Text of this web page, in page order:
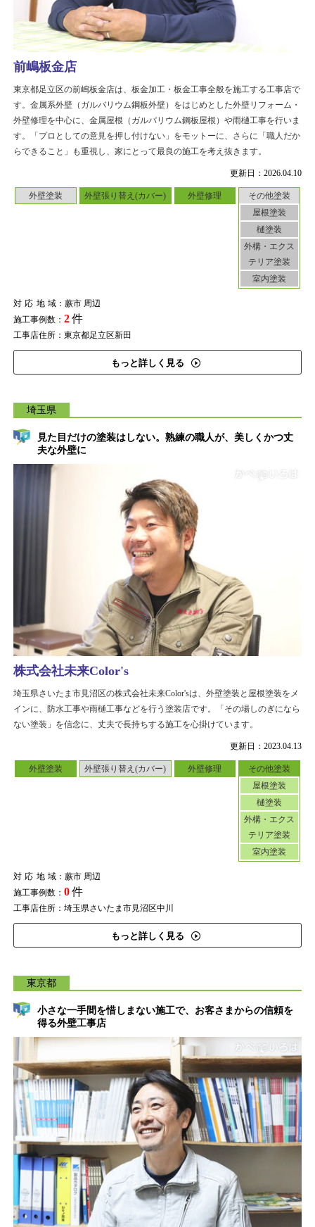
更新日：2026.04.10
外壁塗装 外壁張り替え(カバー) 外壁修理
その他塗装
屋根塗装
樋塗装
外構・エクス
テリア塗装
室内塗装
対応地域：蕨市 周辺
施工事例数： 2件
工事店住所：東京都足立区新田
もっと詳しく見る
前嶋板金店
東京都足立区の前嶋板金店は、板金加工・板金工事全般を施工する工事店で
す。金属系外壁（ガルバリウム鋼板外壁）をはじめとした外壁リフォーム・
外壁修理を中心に、金属屋根（ガルバリウム鋼板屋根）や雨樋工事を行いま
す。「プロとしての意見を押し付けない」をモットーに、さらに「職人だか
らできること」も重視し、家にとって最良の施工を考え抜きます。
埼玉県
見た目だけの塗装はしない。熟練の職人が、美しくかつ丈
夫な外壁に
更新日：2023.04.13
外壁塗装 外壁張り替え(カバー) 外壁修理
その他塗装
屋根塗装
樋塗装
外構・エクス
テリア塗装
室内塗装
対応地域：蕨市 周辺
施工事例数： 0件
工事店住所：埼玉県さいたま市見沼区中川
もっと詳しく見る
株式会社未来Color's
埼玉県さいたま市見沼区の株式会社未来Color'sは、外壁塗装と屋根塗装をメ
インに、防水工事や雨樋工事などを行う塗装店です。「その場しのぎになら
ない塗装」を信念に、丈夫で長持ちする施工を心掛けています。
東京都
小さな一手間を惜しまない施工で、お客さまからの信頼を
得る外壁工事店